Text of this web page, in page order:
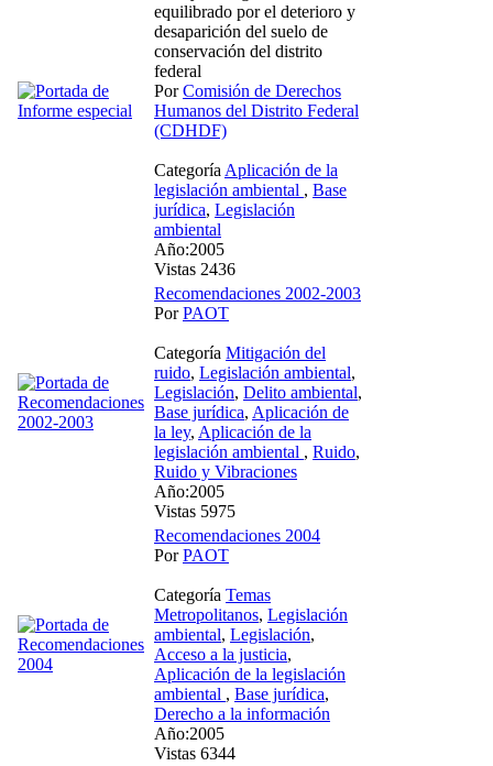
equilibrado por el deterioro y
desaparición del suelo de
conservación del distrito
federal
PorComisión de Derechos
Humanos del Distrito Federal
(CDHDF)
Categoría Aplicación de la
legislación ambiental , Base
jurídica, Legislación
ambiental
Año:2005
Vistas 2436
Recomendaciones 2002-2003
PorPAOT
Categoría Mitigación del
ruido, Legislación ambiental,
Legislación, Delito ambiental,
Base jurídica, Aplicación de
la ley, Aplicación de la
legislación ambiental , Ruido,
Ruido y Vibraciones
Año:2005
Vistas 5975
Recomendaciones 2004
PorPAOT
Categoría Temas
Metropolitanos, Legislación
ambiental, Legislación,
Acceso a la justicia,
Aplicación de la legislación
ambiental , Base jurídica,
Derecho a la información
Año:2005
Vistas 6344